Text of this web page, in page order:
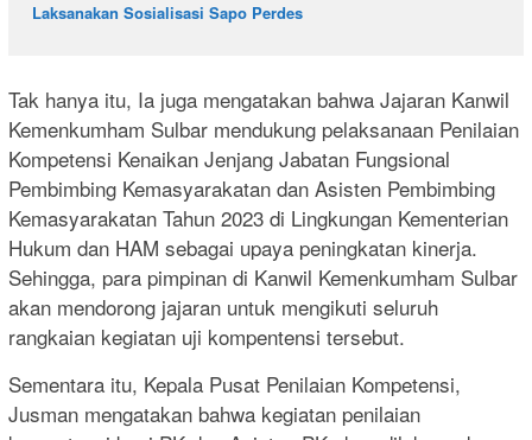
Laksanakan Sosialisasi Sapo Perdes
Tak hanya itu, Ia juga mengatakan bahwa Jajaran Kanwil
Kemenkumham Sulbar mendukung pelaksanaan Penilaian
Kompetensi Kenaikan Jenjang Jabatan Fungsional
Pembimbing Kemasyarakatan dan Asisten Pembimbing
Kemasyarakatan Tahun 2023 di Lingkungan Kementerian
Hukum dan HAM sebagai upaya peningkatan kinerja.
Sehingga, para pimpinan di Kanwil Kemenkumham Sulbar
akan mendorong jajaran untuk mengikuti seluruh
rangkaian kegiatan uji kompentensi tersebut.
Sementara itu, Kepala Pusat Penilaian Kompetensi,
Jusman mengatakan bahwa kegiatan penilaian